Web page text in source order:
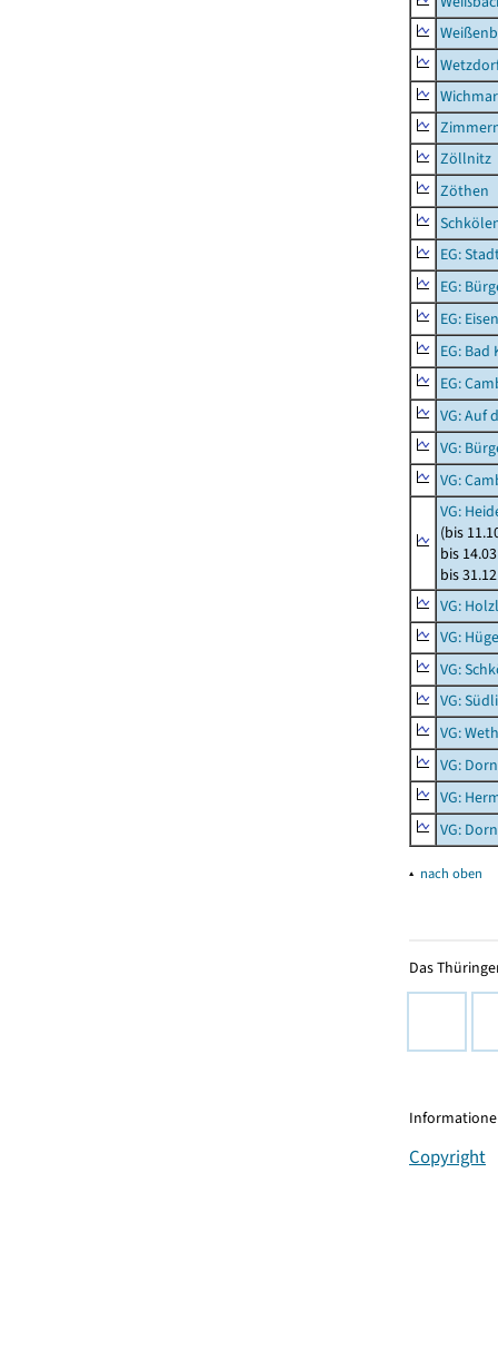
Wichmar
Zöllnitz
Zöthen
EG:
EG:
EG:
EG:
EG:
VG: Auf
VG:
VG:
VG:
(bis
bis
bis
VG:
VG:
VG:
VG:
VG:
VG:
VG:
VG:
▴ nach oben
Das
Copyright